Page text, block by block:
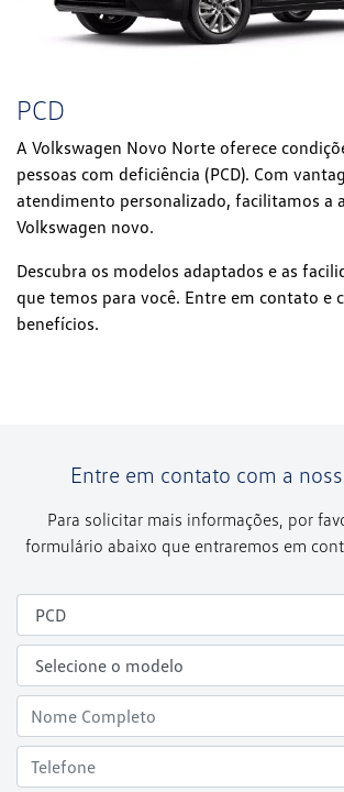
PCD
A Volkswagen Novo Norte oferece
pessoas com deficiência (PCD). Com
atendimento personalizado, facilitamos a
Volkswagen novo.
Descubra os modelos adaptados e as
que temos para você. Entre em contato e
benefícios.
Entre em contato com a
Para solicitar mais informações, por
formulário abaixo que entraremos em